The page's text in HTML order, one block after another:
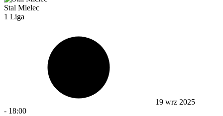
Stal Mielec
1 Liga
19 wrz 2025
- 18:00